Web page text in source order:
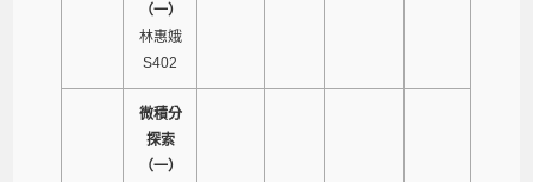
（一）
林惠娥
S402
微積分
探索
（一）